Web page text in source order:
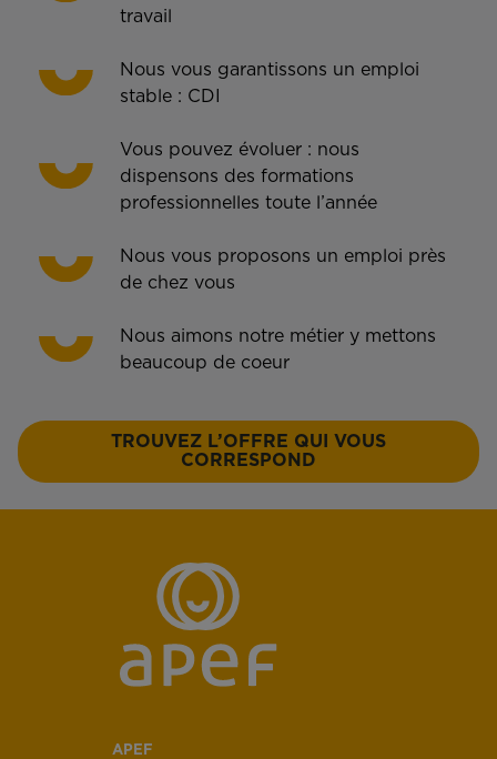
travail
Nous vous garantissons un emploi
stable : CDI
Vous pouvez évoluer : nous
dispensons des formations
professionnelles toute l’année
Nous vous proposons un emploi près
de chez vous
Nous aimons notre métier y mettons
beaucoup de coeur
TROUVEZ L’OFFRE QUI VOUS
CORRESPOND
APEF